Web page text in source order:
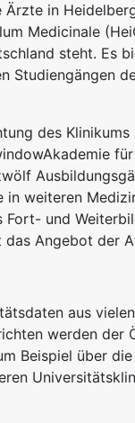
in
Medicinale
steht. Es
Studiengängen
des
in weiteren
und
Angebot der
aus
werden
Beispiel über